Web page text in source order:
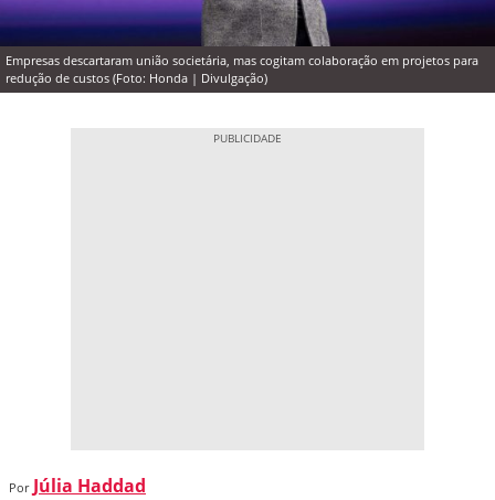
Empresas descartaram união societária, mas cogitam colaboração em projetos para
redução de custos (Foto: Honda | Divulgação)
Por Júlia Haddad